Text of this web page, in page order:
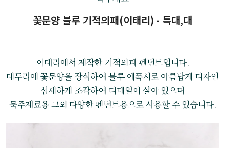
꽃문양 블루 기적의패(이태리) - 특대,대
이태리에서 제작한 기적의패 펜던트입니다.
테두리에 꽃문양을 장식하여 블루 에폭시로 아름답게 디자인
섬세하게 조각하여 디테일이 살아 있으며
묵주재료용 그외 다양한 펜던트용으로 사용할 수 있습니다.